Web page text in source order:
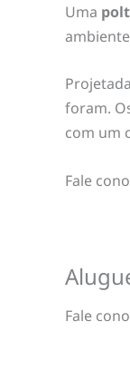
Uma
foram.
com um
Fale
Fale